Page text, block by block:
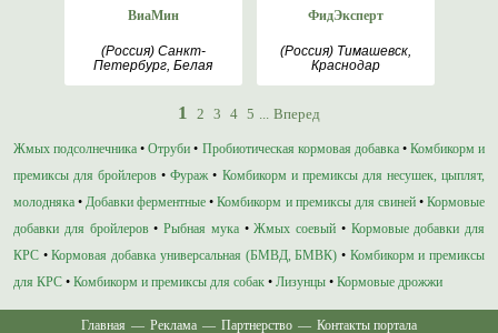
ВиаМин
(Россия) Санкт-
Петербург, Белая
ФидЭксперт
(Россия) Тимашевск,
Краснодар
1 2 3 4 5 ... Вперед
Жмых подсолнечника •Отруби • Пробиотическая кормовая добавка• Комбикорм и
премиксы для бройлеров •Фураж• Комбикорм и премиксы для несушек, цыплят,
молодняка •Добавки ферментные •Комбикорм и премиксы для свиней•Кормовые
добавки для бройлеров• Рыбная мука•Жмых соевый • Кормовые добавки для
КРС •Кормовая добавка универсальная (БМВД, БМВК) • Комбикорм и премиксы
для КРС • Комбикорм и премиксы для собак • Лизунцы • Кормовые дрожжи
Главная — Реклама — Партнерство — Контакты портала